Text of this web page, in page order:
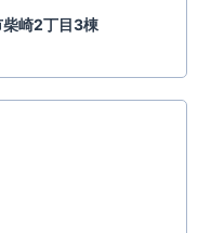
柴崎2丁目3棟